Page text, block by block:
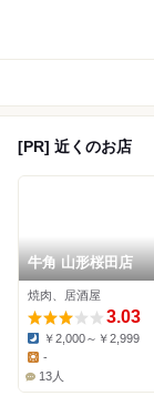
[PR] 近くのお店
牛角 山形桜田店
焼肉、居酒屋
3.03
Dinner:
￥2,000～￥2,999
Lunch:
-
13人